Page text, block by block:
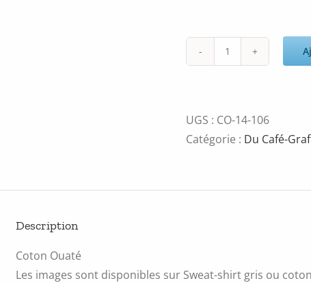
quantité
UGS : CO-14-106
Catégorie : Du Café-
Description
Coton Ouaté
Les images sont disponibles sur Sweat-shirt gris ou